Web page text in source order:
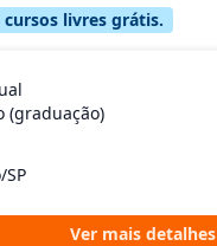
cursos livres grátis.
(graduação)
SP
Ver mais detalhes